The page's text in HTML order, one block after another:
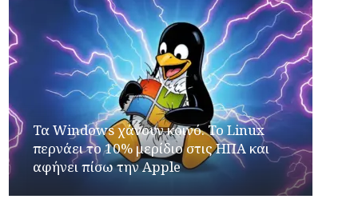
Τα Windows χάνουν κοινό. Το Linux
περνάει το 10% μερίδιο στις ΗΠΑ και
αφήνει πίσω την Apple